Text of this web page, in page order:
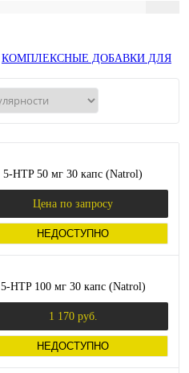
КОМПЛЕКСНЫЕ ДОБАВКИ ДЛЯ
5-HTP 50 мг 30 капс (Natrol)
Цена по запросу
НЕДОСТУПНО
5-HTP 100 мг 30 капс (Natrol)
1 170 руб.
НЕДОСТУПНО